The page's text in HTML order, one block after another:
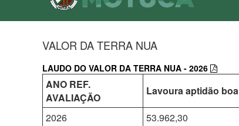
VALOR DA TERRA NUA
LAUDO DO VALOR DA TERRA NUA - 2026
ANO REF.
AVALIAÇÃO
Lavoura aptidão boa
2026
53.962,30